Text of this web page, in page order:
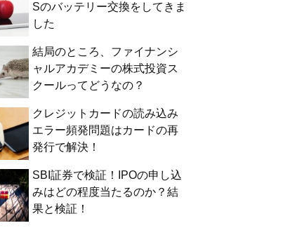
Sのバッテリー交換をしてきま
した
結局のところ、ファイナンシ
ャルアカデミーの株式投資ス
クールってどうなの？
クレジットカードの読み込み
エラー頻発問題はカードの再
発行で解決！
SBI証券で検証！IPOの申し込
みはどの程度当たるのか？結
果と検証！